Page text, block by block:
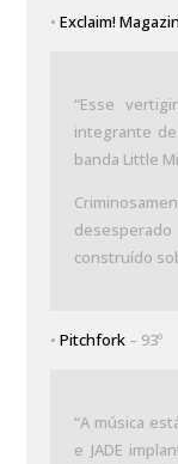
•Exclaim!
“Esse
integrante
banda Little
construído
•Pitchfork – 93º
“A música
e JADE